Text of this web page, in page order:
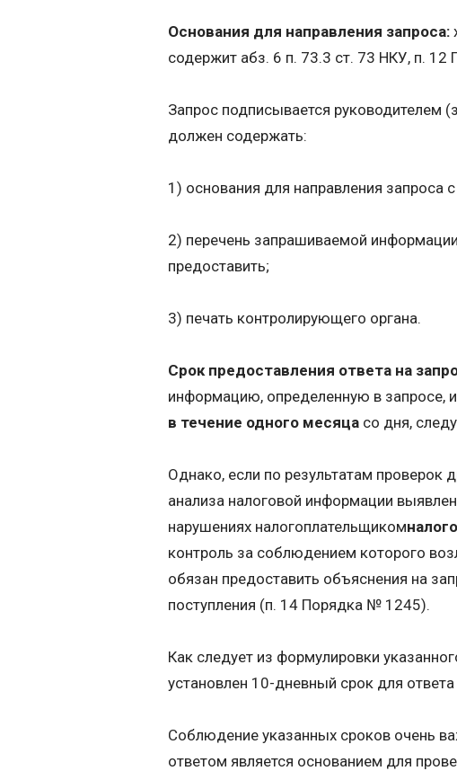
Основания для направления запроса:
содержит абз. 6 п. 73.3 ст. 73 НКУ, п.
Запрос подписывается руководителем
должен содержать:
1) основания для направления
2) перечень запрашиваемой
предоставить;
3) печать контролирующего органа.
Срок предоставления ответа на
информацию, определенную в запросе,
в течение одного месяца со дня,
Однако, если по результатам проверок
анализа налоговой информации
нарушениях налогоплательщиком
контроль за соблюдением которого
обязан предоставить объяснения на
поступления (п. 14 Порядка № 1245).
Как следует из формулировки
установлен 10-дневный срок для ответа
Соблюдение указанных сроков очень
ответом является основанием для